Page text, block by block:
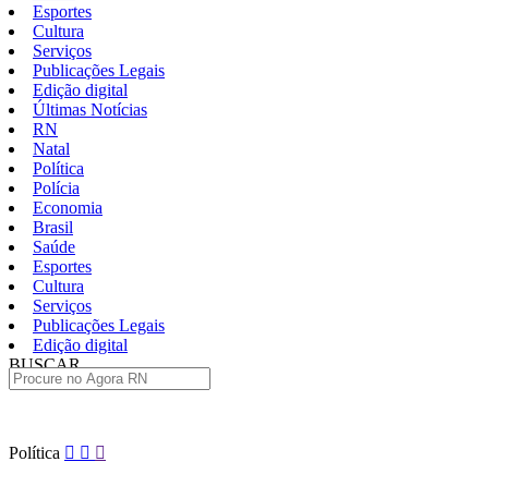
Esportes
Cultura
Serviços
Publicações Legais
Edição digital
Últimas Notícias
RN
Natal
Política
Polícia
Economia
Brasil
Saúde
Esportes
Cultura
Serviços
Publicações Legais
Edição digital
BUSCAR
Pular
Política